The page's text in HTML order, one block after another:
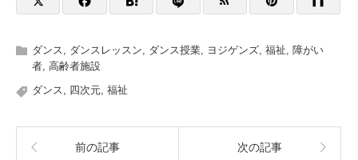
ダンス ダンスレッスン ダンス授業 ヨジゲンズ 福祉 障がい
者 高齢者施設
ダンス
四次元 福祉
前の記事 次の記事